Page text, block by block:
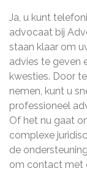
Ja, u kunt
advocaat bij
staan klaar om
advies te geven
kwesties. Door
nemen, kunt u
professioneel
Of het nu gaat
complexe
de
om contact met